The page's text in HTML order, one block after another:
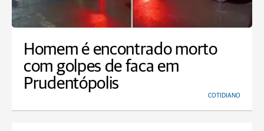
Homem é encontrado morto
com golpes de faca em
Prudentópolis
COTIDIANO